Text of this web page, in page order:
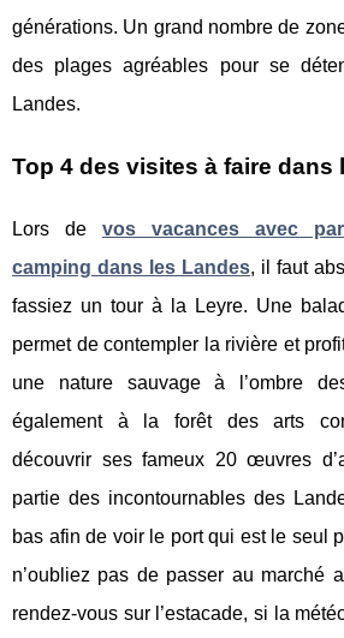
générations. Un grand nombre de
des plages agréables pour se
Landes.
Top 4 des visites à faire dans
Lors de vos vacances avec
camping dans les Landes, il faut
fassiez un tour à la Leyre. Une
permet de contempler la rivière et
une nature sauvage à l’ombre
également à la forêt des arts
découvrir ses fameux 20 œuvres
partie des incontournables des
bas afin de voir le port qui est le seul
n’oubliez pas de passer au marché
rendez-vous sur l’estacade, si la